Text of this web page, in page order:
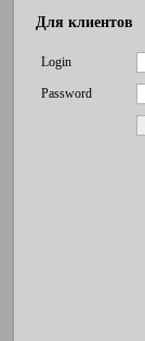
Для клиентов
Login
Password